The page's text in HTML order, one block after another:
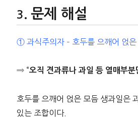
문제 해설
① 과식주의자 – 호두를 으깨어 얹은
⇒ “오직 견과류나 과일 등 열매부분
호두를 으깨어 얹은 모듬 생과일은
있는 조합이다.